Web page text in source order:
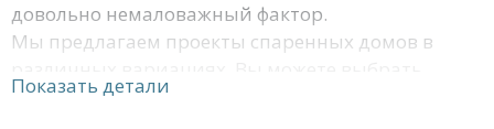
довольно немаловажный фактор.
Мы предлагаем проекты спаренных домов в
понравившийся проект и сделать заказ не
Показать детали